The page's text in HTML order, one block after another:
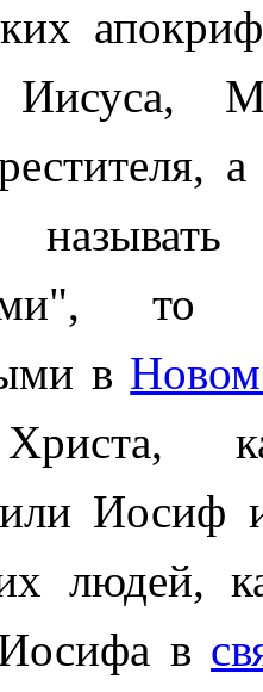
Иисуса,
то
в Новом
Иосиф
людей,
в